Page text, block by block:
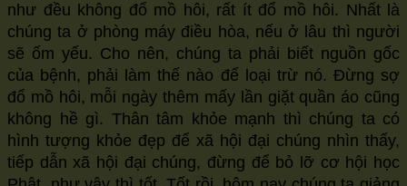
như đều không đổ mồ hôi, rất ít đổ mồ hôi. Nhất là
chúng ta ở phòng máy điều hòa, nếu ở lâu thì người
sẽ ốm yếu. Cho nên, chúng ta phải biết nguồn gốc
của bệnh, phải làm thế nào để loại trừ nó. Đừng sợ
đổ mồ hôi, mỗi ngày thêm mấy lần giặt quần áo cũng
không hề gì. Thân tâm khỏe mạnh thì chúng ta có
hình tượng khỏe đẹp để xã hội đại chúng nhìn thấy,
tiếp dẫn xã hội đại chúng, đừng để bỏ lỡ cơ hội học